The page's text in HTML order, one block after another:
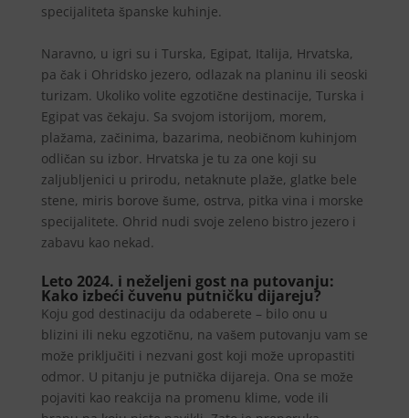
specijaliteta španske kuhinje.
Naravno, u igri su i Turska, Egipat, Italija, Hrvatska,
pa čak i Ohridsko jezero, odlazak na planinu ili seoski
turizam. Ukoliko volite egzotične destinacije, Turska i
Egipat vas čekaju. Sa svojom istorijom, morem,
plažama, začinima, bazarima, neobičnom kuhinjom
odličan su izbor. Hrvatska je tu za one koji su
zaljubljenici u prirodu, netaknute plaže, glatke bele
stene, miris borove šume, ostrva, pitka vina i morske
specijalitete. Ohrid nudi svoje zeleno bistro jezero i
zabavu kao nekad.
Leto 2024. i neželjeni gost na putovanju:
Kako izbeći čuvenu putničku dijareju?
Koju god destinaciju da odaberete – bilo onu u
blizini ili neku egzotičnu, na vašem putovanju vam se
može priključiti i nezvani gost koji može upropastiti
odmor. U pitanju je putnička dijareja. Ona se može
pojaviti kao reakcija na promenu klime, vode ili